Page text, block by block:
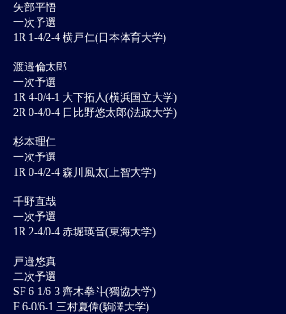
矢部平悟
一次予選
1R 1-4/2-4 横戸仁(日本体育大学)
渡邉倫太郎
一次予選
1R 4-0/4-1 大下拓人(横浜国立大学)
2R 0-4/0-4 日比野悠太郎(法政大学)
杉本理仁
一次予選
1R 0-4/2-4 森川風太(上智大学)
千野直哉
一次予選
1R 2-4/0-4 赤堀瑛音(東海大学)
戸邉悠真
二次予選
SF 6-1/6-3 齊木拳斗(獨協大学)
F 6-0/6-1 三村夏偉(駒澤大学)